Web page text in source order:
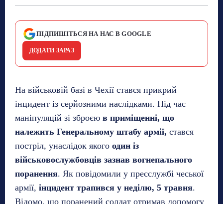
ПІДПИШІТЬСЯ НА НАС В GOOGLE
ДОДАТИ ЗАРАЗ
На військовій базі в Чехії стався прикрий
інцидент із серйозними наслідками. Під час
маніпуляцій зі зброєю в приміщенні, що
належить Генеральному штабу армії, стався
постріл, унаслідок якого один із
військовослужбовців зазнав вогнепального
поранення. Як повідомили у пресслужбі чеської
армії, інцидент трапився у неділю, 5 травня.
Відомо, що поранений солдат отримав допомогу